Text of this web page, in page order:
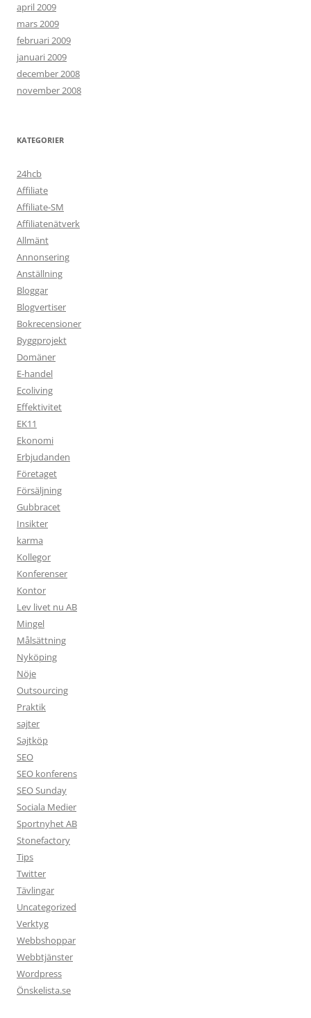
april 2009
mars 2009
februari 2009
januari 2009
december 2008
november 2008
KATEGORIER
24hcb
Affiliate
Affiliate-SM
Affiliatenätverk
Allmänt
Annonsering
Anställning
Bloggar
Blogvertiser
Bokrecensioner
Byggprojekt
Domäner
E-handel
Ecoliving
Effektivitet
EK11
Ekonomi
Erbjudanden
Företaget
Försäljning
Gubbracet
Insikter
karma
Kollegor
Konferenser
Kontor
Lev livet nu AB
Mingel
Målsättning
Nyköping
Nöje
Outsourcing
Praktik
sajter
Sajtköp
SEO
SEO konferens
SEO Sunday
Sociala Medier
Sportnyhet AB
Stonefactory
Tips
Twitter
Tävlingar
Uncategorized
Verktyg
Webbshoppar
Webbtjänster
Wordpress
Önskelista.se